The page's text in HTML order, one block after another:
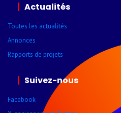
Actualités
Toutes les actualités
Annonces
Rapports de projets
Suivez-nous
Facebook